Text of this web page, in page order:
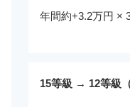
年間約+3.2万円 ×
15等級 → 12等級